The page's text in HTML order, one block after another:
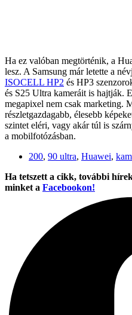
Ha ez valóban megtörténik, a
lesz. A Samsung már letette a
ISOCELL HP2 és HP3
és S25 Ultra kameráit is hajtják.
megapixel nem csak marketing.
részletgazdagabb, élesebb
szintet eléri, vagy akár túl is
a mobilfotózásban.
200, 90 ultra, Huawei,
Ha tetszett a cikk, további
minket a Facebookon!